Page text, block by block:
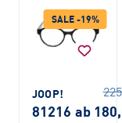
SALE -19%
JOOP!
81216 ab